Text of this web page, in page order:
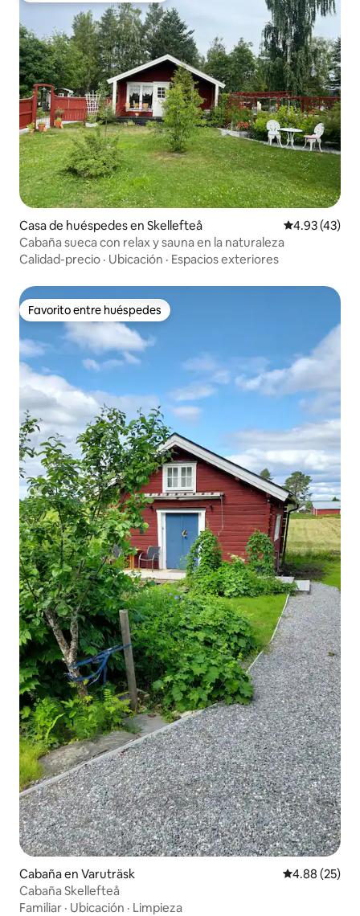
Casa de huéspedes en Skellefteå Calificación
4.93 (43)
Cabaña sueca con relax y sauna en la naturaleza
Calidad-precio · Ubicación · Espacios exteriores
Favorito entre huéspedes
Favorito entre huéspedes
Cabaña en Varuträsk Calificación
4.88 (25)
Cabaña Skellefteå
Familiar · Ubicación · Limpieza